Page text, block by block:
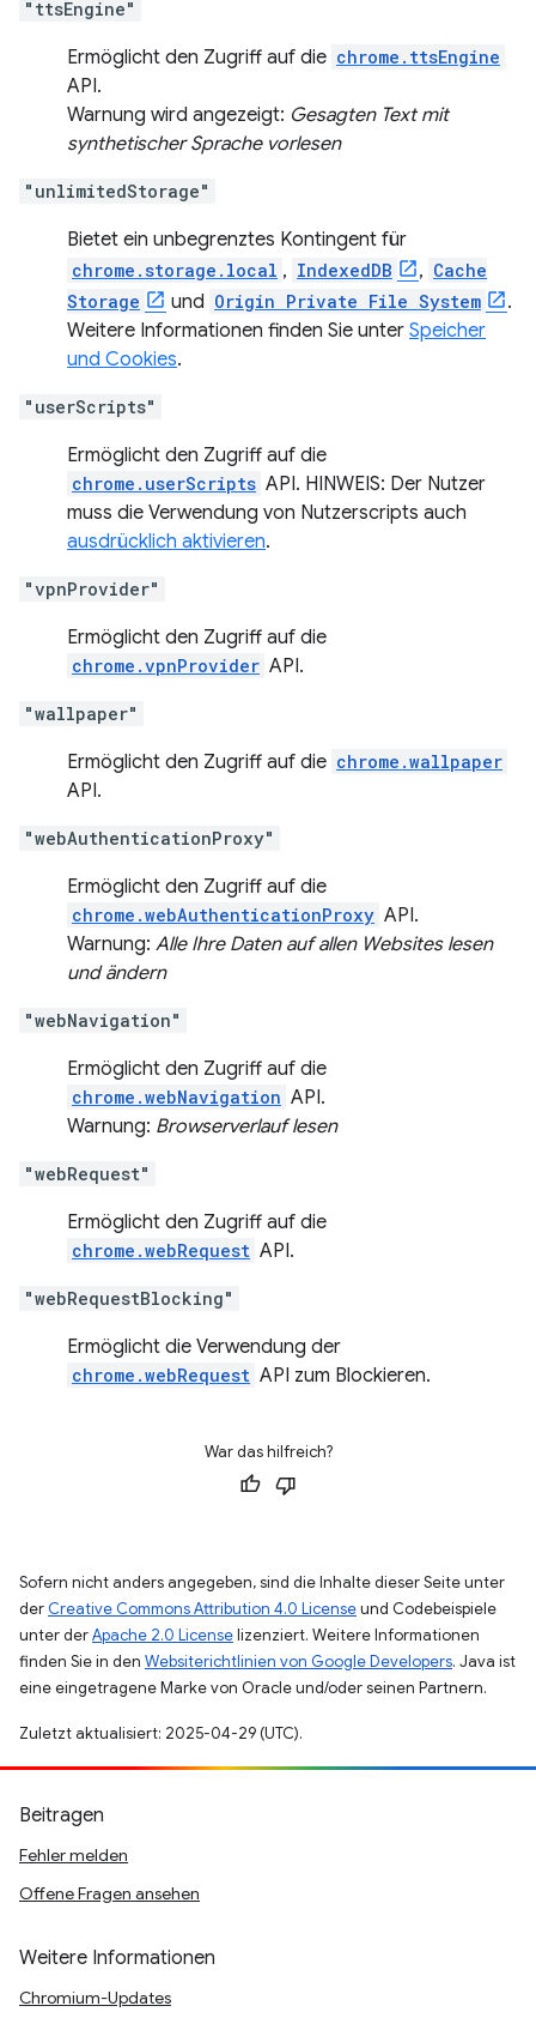
"ttsEngine"
Ermöglicht den Zugriff auf die chrome.ttsEngine
API.
Warnung wird angezeigt: Gesagten Text mit
synthetischer Sprache vorlesen
"unlimitedStorage"
Bietet ein unbegrenztes Kontingent für
chrome.storage.local , IndexedDB , Cache
Storage
und Origin Private File System
.
Weitere Informationen finden Sie unter Speicher
und Cookies.
"userScripts"
Ermöglicht den Zugriff auf die
chrome.userScripts API. HINWEIS: Der Nutzer
muss die Verwendung von Nutzerscripts auch
ausdrücklich aktivieren.
"vpnProvider"
Ermöglicht den Zugriff auf die
chrome.vpnProvider API.
"wallpaper"
Ermöglicht den Zugriff auf die chrome.wallpaper
API.
"webAuthenticationProxy"
Ermöglicht den Zugriff auf die
chrome.webAuthenticationProxy API.
Warnung: Alle Ihre Daten auf allen Websites lesen
und ändern
"webNavigation"
Ermöglicht den Zugriff auf die
chrome.webNavigation API.
Warnung: Browserverlauf lesen
"webRequest"
Ermöglicht den Zugriff auf die
chrome.webRequest API.
"webRequestBlocking"
Ermöglicht die Verwendung der
chrome.webRequest API zum Blockieren.
War das hilfreich?
Sofern nicht anders angegeben, sind die Inhalte dieser Seite unter
der Creative Commons Attribution 4.0 Licenseund Codebeispiele
unter derApache 2.0 Licenselizenziert. Weitere Informationen
finden Sie in den Websiterichtlinien von Google Developers. Java ist
eine eingetragene Marke von Oracle und/oder seinen Partnern.
Zuletzt aktualisiert: 2025-04-29 (UTC).
Beitragen
Fehler melden
Offene Fragen ansehen
Weitere Informationen
Chromium-Updates